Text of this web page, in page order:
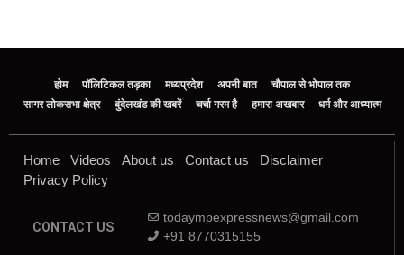
होम पॉलिटिकल तड़का मध्यप्रदेश अपनी बात
चौपाल से भोपाल तक
सागर लोकसभा क्षेत्र
बुंदेलखंड की खबरें चर्चा गरम है हमारा अखबार धर्म और आध्यात्म
Home Videos About us Contact us
Disclaimer
Privacy Policy
CONTACT US
todaympexpressnews@gmail.com
+91 8770315155